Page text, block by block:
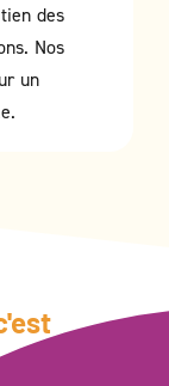
des
Nos
un